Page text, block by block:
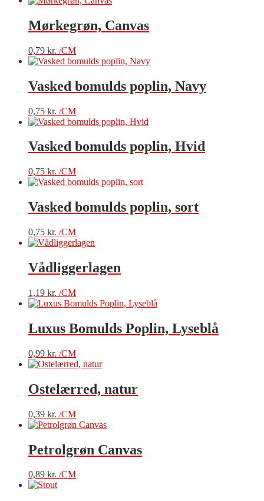
Mørkegrøn, Canvas
0,79 kr. /CM
Vasked bomulds poplin, Navy
0,75 kr. /CM
Vasked bomulds poplin, Hvid
0,75 kr. /CM
Vasked bomulds poplin, sort
0,75 kr. /CM
Vådliggerlagen
1,19 kr. /CM
Luxus Bomulds Poplin, Lyseblå
0,99 kr. /CM
Ostelærred, natur
0,39 kr. /CM
Petrolgrøn Canvas
0,89 kr. /CM